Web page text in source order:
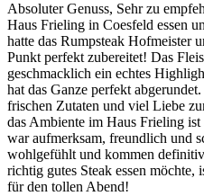
Absoluter Genuss, Sehr zu
Haus Frieling in Coesfeld essen
hatte das Rumpsteak Hofmeister
Punkt perfekt zubereitet! Das
geschmacklich ein echtes
hat das Ganze perfekt
frischen Zutaten und viel Liebe
das Ambiente im Haus Frieling
war aufmerksam, freundlich und
wohlgefühlt und kommen
richtig gutes Steak essen
für den tollen Abend!